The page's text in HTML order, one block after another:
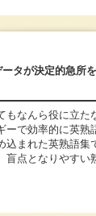
タが決定的急所
なんら役に立た
ーで効率的に英熟
込まれた英熟語集
盲点となりやすい